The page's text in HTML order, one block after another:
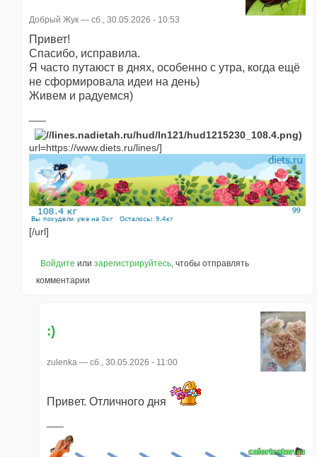
Добрый Жук — сб., 30.05.2026 - 10:53
Привет!
Спасибо, исправила.
Я часто путаюст в днях, особенно с утра, когда ещё
не сформировала идеи на день)
Живем и радуемся)
url=https://www.diets.ru/lines/]
[/url]
Войдите или зарегистрируйтесь, чтобы отправлять
комментарии
:)
zulenka — сб., 30.05.2026 - 11:00
Привет. Отличного дня